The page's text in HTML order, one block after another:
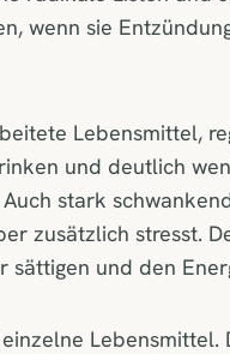
wenn sie
Lebensmittel,
und deutlich
stark
zusätzlich stresst.
sättigen und den
Lebensmittel.